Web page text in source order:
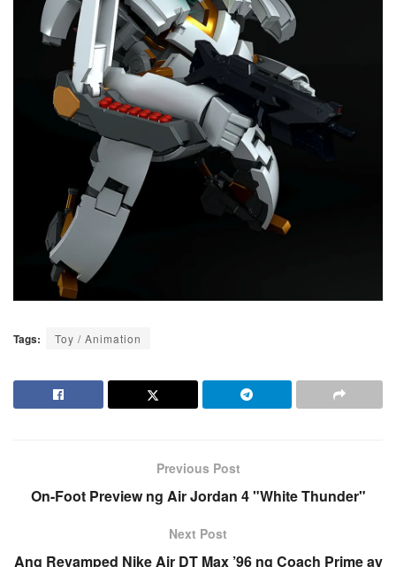
Tags: Toy / Animation
Previous Post
On-Foot Preview ng Air Jordan 4 "White Thunder"
Next Post
Ang Revamped Nike Air DT Max ’96 ng Coach Prime ay